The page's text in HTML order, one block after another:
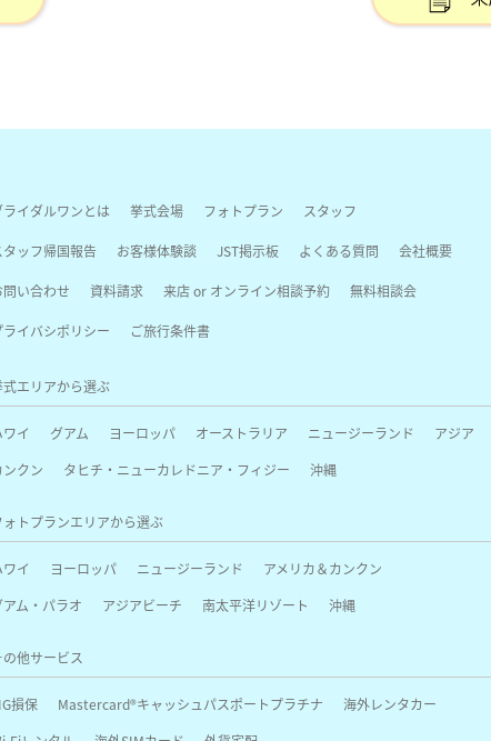
ライダルワンとは 挙式会場 フォトプラン スタッフ
タッフ帰国報告 お客様体験談 JST掲示板 よくある質問 会社概要
問い合わせ 資料請求 来店 or オンライン相談予約 無料相談会
ライバシポリシー ご旅行条件書
式エリアから選ぶ
ワイ グアム ヨーロッパ オーストラリア ニュージーランド
アジア
ンクン
タヒチ・ニューカレドニア・フィジー 沖縄
ォトプランエリアから選ぶ
ワイ ヨーロッパ ニュージーランド
アメリカ＆カンクン
アム・パラオ
アジアビーチ 南太平洋リゾート 沖縄
の他サービス
損保 Mastercard®キャッシュパスポートプラチナ
海外レンタカー